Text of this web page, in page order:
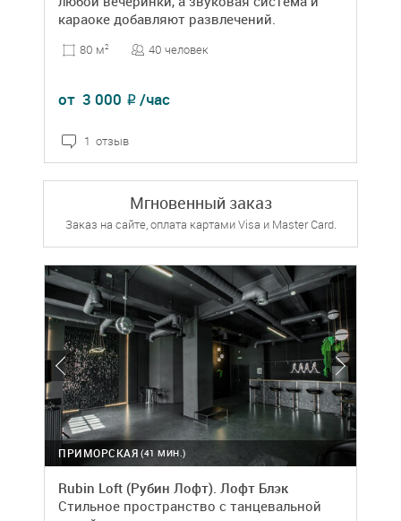
караоке добавляют развлечений.
80 м2 40 человек
от 3 000 ₽ /час
1 отзыв
Мгновенный заказ
Заказ на сайте, оплата картами Visa и Master Card.
(41 МИН.)
ПРИМОРСКАЯ
Rubin Loft (Рубин Лофт). Лофт Блэк
Стильное пространство с танцевальной